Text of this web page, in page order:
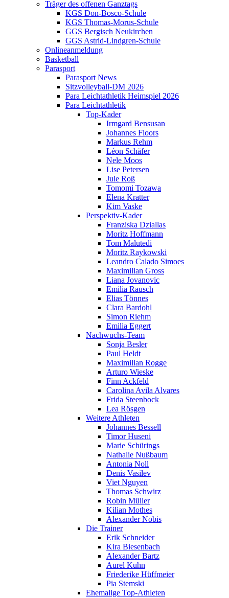
Träger des offenen Ganztags
KGS Don-Bosco-Schule
KGS Thomas-Morus-Schule
GGS Bergisch Neukirchen
GGS Astrid-Lindgren-Schule
Onlineanmeldung
Basketball
Parasport
Parasport News
Sitzvolleyball-DM 2026
Para Leichtathletik Heimspiel 2026
Para Leichtathletik
Top-Kader
Irmgard Bensusan
Johannes Floors
Markus Rehm
Léon Schäfer
Nele Moos
Lise Petersen
Jule Roß
Tomomi Tozawa
Elena Kratter
Kim Vaske
Perspektiv-Kader
Franziska Dziallas
Moritz Hoffmann
Tom Malutedi
Moritz Raykowski
Leandro Calado Simoes
Maximilian Gross
Liana Jovanovic
Emilia Rausch
Elias Tönnes
Clara Bardohl
Simon Riehm
Emilia Eggert
Nachwuchs-Team
Sonja Besler
Paul Heldt
Maximilian Rogge
Arturo Wieske
Finn Ackfeld
Carolina Avila Alvares
Frida Steenbock
Lea Rösgen
Weitere Athleten
Johannes Bessell
Timor Huseni
Marie Schürings
Nathalie Nußbaum
Antonia Noll
Denis Vasilev
Viet Nguyen
Thomas Schwirz
Robin Müller
Kilian Mothes
Alexander Nobis
Die Trainer
Erik Schneider
Kira Biesenbach
Alexander Bartz
Aurel Kuhn
Friederike Hüffmeier
Pia Stemski
Ehemalige Top-Athleten